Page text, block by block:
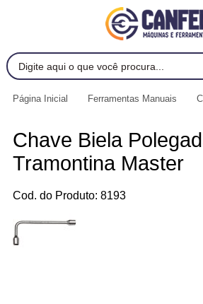
Página Inicial Ferramentas Manuais
Chave Biela
Tramontina Master
Cod. do Produto: 8193